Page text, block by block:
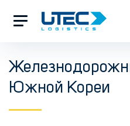
Южной Кореи